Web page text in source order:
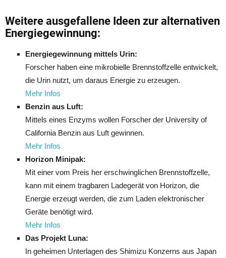
Weitere ausgefallene Ideen zur alternativen
Energiegewinnung:
Energiegewinnung mittels Urin:
Forscher haben eine mikrobielle Brennstoffzelle entwickelt,
die Urin nutzt, um daraus Energie zu erzeugen.
Mehr Infos
Benzin aus Luft:
Mittels eines Enzyms wollen Forscher der University of
California Benzin aus Luft gewinnen.
Mehr Infos
Horizon Minipak:
Mit einer vom Preis her erschwinglichen Brennstoffzelle,
kann mit einem tragbaren Ladegerät von Horizon, die
Energie erzeugt werden, die zum Laden elektronischer
Geräte benötigt wird.
Mehr Infos
Das Projekt Luna:
In geheimen Unterlagen des Shimizu Konzerns aus Japan